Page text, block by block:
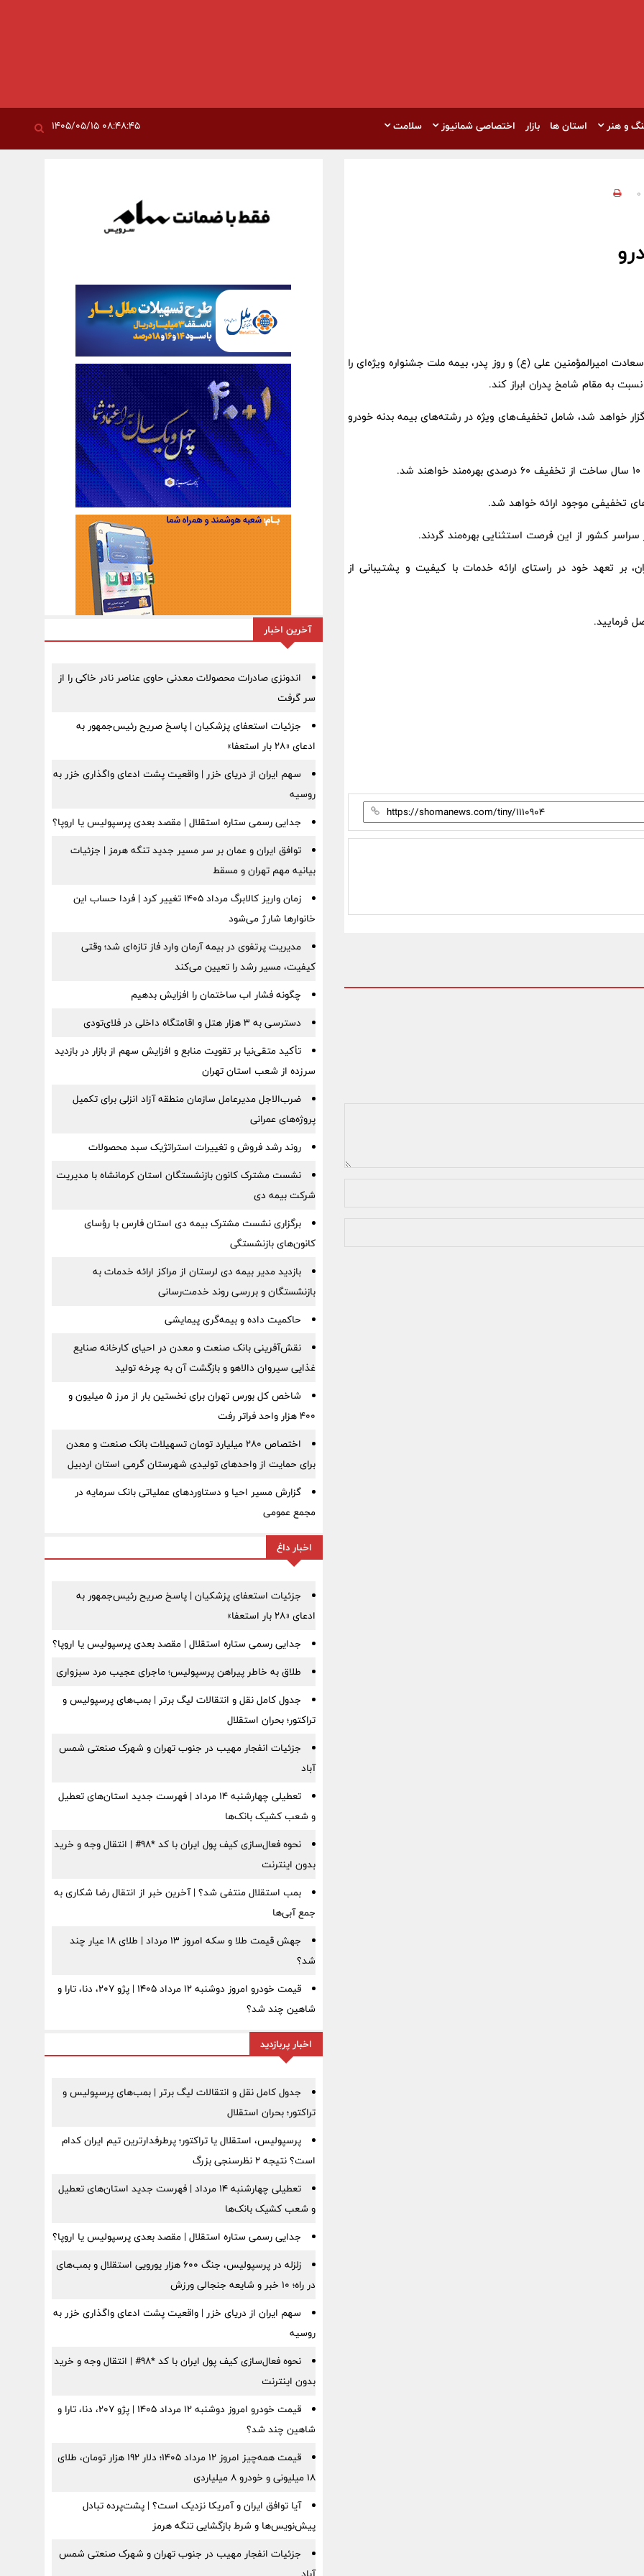
و هنر استان ها بازار اختصاصی شمانیوز سلامت
0
امیرالمؤمنین علی (ع) و روز پدر، بیمه ملت جشنواره ویژه‌ای را
به مقام شامخ پدران ابراز کند.
سه‌شنبه 25 دی ماه لغایت 2 بهمن ماه برگزار خواهد شد، شامل تخفیف‌های ویژه در رشته‌های بیمه بدنه خودرو
کشور از این فرصت استثنایی بهره‌مند گردند.
بر تعهد خود در راستای ارائه خدمات با کیفیت و پشتیبانی از
آخرین اخبار
اندونزی صادرات محصولات معدنی حاوی عناصر نادر خاکی را از
سر گرفت
جزئیات استعفای پزشکیان | پاسخ صریح رئیس‌جمهور به
ادعای «۲۸ بار استعفا»
سهم ایران از دریای خزر | واقعیت پشت ادعای واگذاری خزر به
روسیه
جدایی رسمی ستاره استقلال | مقصد بعدی پرسپولیس یا اروپا؟
توافق ایران و عمان بر سر مسیر جدید تنگه هرمز | جزئیات
بیانیه مهم تهران و مسقط
زمان واریز کالابرگ مرداد ۱۴۰۵ تغییر کرد | فردا حساب این
خانوارها شارژ می‌شود
مدیریت پرتفوی در بیمه آرمان وارد فاز تازه‌ای شد؛ وقتی
کیفیت، مسیر رشد را تعیین می‌کند
چگونه فشار اب ساختمان را افزایش بدهیم
دسترسی به ۳ هزار هتل و اقامتگاه داخلی در فلای‌تودی
تأکید متقی‌نیا بر تقویت منابع و افزایش سهم از بازار در بازدید
سرزده از شعب استان تهران
ضرب‌الاجل مدیرعامل سازمان منطقه آزاد انزلی برای تكمیل
پروژه‌های عمرانی
روند رشد فروش و تغییرات استراتژیک سبد محصولات
نشست مشترک کانون بازنشستگان استان کرمانشاه با مدیریت
شرکت بیمه دی
برگزاری نشست مشترک بیمه دی استان فارس با رؤسای
کانون‌های بازنشستگی
بازدید مدیر بیمه دی لرستان از مراکز ارائه خدمات به
بازنشستگان و بررسی روند خدمت‌رسانی
حاکمیت داده و بیمه‌گری پیمایشی
نقش‌آفرینی بانک صنعت و معدن در احیای کارخانه صنایع
غذایی سیروان دالاهو و بازگشت آن به چرخه تولید
شاخص کل بورس تهران برای نخستین بار از مرز ۵ میلیون و
۴۰۰ هزار واحد فراتر رفت
اختصاص ۲۸۰ میلیارد تومان تسهیلات بانک صنعت و معدن
برای حمایت از واحدهای تولیدی شهرستان گرمی استان اردبیل
گزارش مسیر احیا و دستاوردهای عملیاتی بانک سرمایه در
مجمع عمومی
اخبار داغ
جزئیات استعفای پزشکیان | پاسخ صریح رئیس‌جمهور به
ادعای «۲۸ بار استعفا»
جدایی رسمی ستاره استقلال | مقصد بعدی پرسپولیس یا اروپا؟
طلاق به خاطر پیراهن پرسپولیس؛ ماجرای عجیب مرد سبزواری
جدول کامل نقل و انتقالات لیگ برتر | بمب‌های پرسپولیس و
تراکتور؛ بحران استقلال
جزئیات انفجار مهیب در جنوب تهران و شهرک صنعتی شمس
آباد
تعطیلی چهارشنبه ۱۴ مرداد | فهرست جدید استان‌های تعطیل
و شعب کشیک بانک‌ها
نحوه فعال‌سازی کیف پول ایران با کد *98# | انتقال وجه و خرید
بدون اینترنت
بمب استقلال منتفی شد؟ | آخرین خبر از انتقال رضا شکاری به
جمع آبی‌ها
جهش قیمت طلا و سکه امروز ۱۳ مرداد | طلای ۱۸ عیار چند
شد؟
قیمت خودرو امروز دوشنبه ۱۲ مرداد ۱۴۰۵ | پژو ۲۰۷، دنا، تارا و
شاهین چند شد؟
اخبار پربازدید
جدول کامل نقل و انتقالات لیگ برتر | بمب‌های پرسپولیس و
تراکتور؛ بحران استقلال
پرسپولیس، استقلال یا تراکتور؛ پرطرفدارترین تیم ایران کدام
است؟ نتیجه ۲ نظرسنجی بزرگ
تعطیلی چهارشنبه ۱۴ مرداد | فهرست جدید استان‌های تعطیل
و شعب کشیک بانک‌ها
جدایی رسمی ستاره استقلال | مقصد بعدی پرسپولیس یا اروپا؟
زلزله در پرسپولیس، جنگ ۶۰۰ هزار یورویی استقلال و بمب‌های
در راه؛ ۱۰ خبر و شایعه جنجالی ورزش
سهم ایران از دریای خزر | واقعیت پشت ادعای واگذاری خزر به
روسیه
نحوه فعال‌سازی کیف پول ایران با کد *98# | انتقال وجه و خرید
بدون اینترنت
قیمت خودرو امروز دوشنبه ۱۲ مرداد ۱۴۰۵ | پژو ۲۰۷، دنا، تارا و
شاهین چند شد؟
قیمت همه‌چیز امروز ۱۲ مرداد ۱۴۰۵؛ دلار ۱۹۲ هزار تومان، طلای
۱۸ میلیونی و خودرو ۸ میلیاردی
آیا توافق ایران و آمریکا نزدیک است؟ | پشت‌پرده تبادل
پیش‌نویس‌ها و شرط بازگشایی تنگه هرمز
جزئیات انفجار مهیب در جنوب تهران و شهرک صنعتی شمس